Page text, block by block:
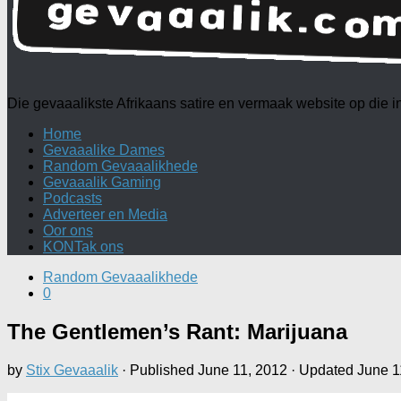
Die gevaaalikste Afrikaans satire en vermaak website op die
Home
Gevaaalike Dames
Random Gevaaalikhede
Gevaaalik Gaming
Podcasts
Adverteer en Media
Oor ons
KONTak ons
Random Gevaaalikhede
0
The Gentlemen’s Rant: Marijuana
by Stix Gevaaalik · Published June 11, 2012 · Updated June